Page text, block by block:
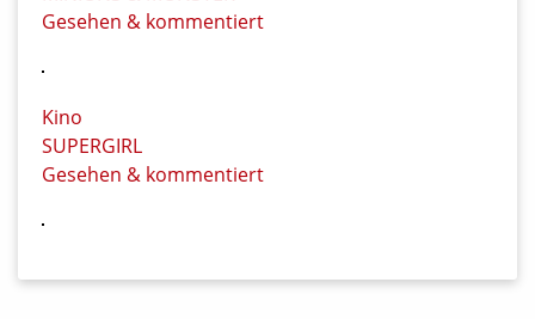
Gesehen & kommentiert
Kino
SUPERGIRL
Gesehen & kommentiert